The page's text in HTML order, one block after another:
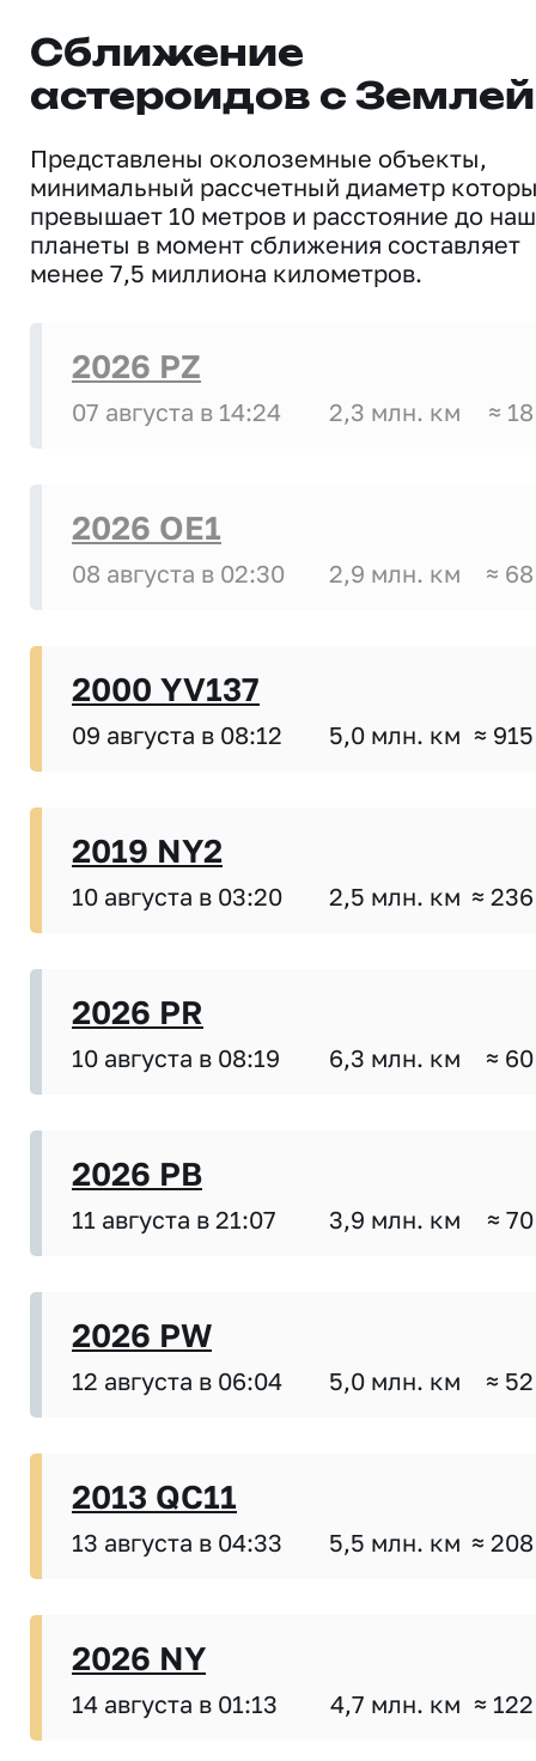
Сближение
астероидов с Землей
Представлены околоземные объекты,
минимальный рассчетный диаметр
превышает 10 метров и расстояние до
планеты в момент сближения составляет
менее 7,5 миллиона километров.
2026 PZ
07 августа в 14:24 2,3 млн. км ≈
2026 OE1
08 августа в 02:30 2,9 млн. км ≈
2000 YV137
09 августа в 08:12 5,0 млн. км ≈
2019 NY2
10 августа в 03:20 2,5 млн. км ≈
2026 PR
10 августа в 08:19 6,3 млн. км ≈
2026 PB
11 августа в 21:07 3,9 млн. км ≈
2026 PW
12 августа в 06:04 5,0 млн. км ≈
2013 QC11
13 августа в 04:33 5,5 млн. км ≈
2026 NY
14 августа в 01:13 4,7 млн. км ≈